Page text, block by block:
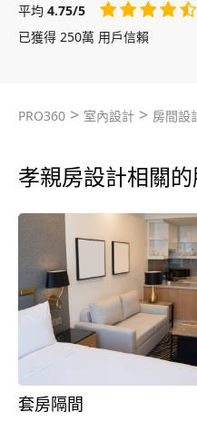
平均 4.75/5
已獲得 250萬 用戶信賴
PRO360 > 室內設計 > 房間設
孝親房設計相關的
套房隔間